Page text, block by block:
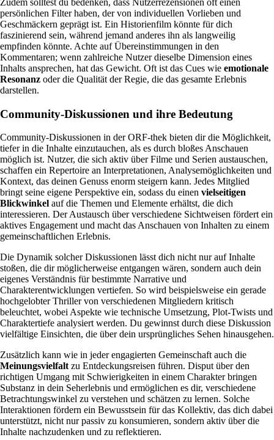
persönlichen Filter haben, der von individuellen Vorlieben und
Geschmäckern geprägt ist. Ein Historienfilm könnte für dich
faszinierend sein, während jemand anderes ihn als langweilig
empfinden könnte. Achte auf Übereinstimmungen in den
Kommentaren; wenn zahlreiche Nutzer dieselbe Dimension eines
Inhalts ansprechen, hat das Gewicht. Oft ist das Cues wie emotionale
Resonanz oder die Qualität der Regie, die das gesamte Erlebnis
darstellen.
Community-Diskussionen und ihre Bedeutung
Community-Diskussionen in der ORF-thek bieten dir die Möglichkeit,
tiefer in die Inhalte einzutauchen, als es durch bloßes Anschauen
möglich ist. Nutzer, die sich aktiv über Filme und Serien austauschen,
schaffen ein Repertoire an Interpretationen, Analysemöglichkeiten und
Kontext, das deinen Genuss enorm steigern kann. Jedes Mitglied
bringt seine eigene Perspektive ein, sodass du einen vielseitigen
Blickwinkel auf die Themen und Elemente erhältst, die dich
interessieren. Der Austausch über verschiedene Sichtweisen fördert ein
aktives Engagement und macht das Anschauen von Inhalten zu einem
gemeinschaftlichen Erlebnis.
Die Dynamik solcher Diskussionen lässt dich nicht nur auf Inhalte
stoßen, die dir möglicherweise entgangen wären, sondern auch dein
eigenes Verständnis für bestimmte Narrative und
Charakterentwicklungen vertiefen. So wird beispielsweise ein gerade
hochgelobter Thriller von verschiedenen Mitgliedern kritisch
beleuchtet, wobei Aspekte wie technische Umsetzung, Plot-Twists und
Charaktertiefe analysiert werden. Du gewinnst durch diese Diskussion
vielfältige Einsichten, die über dein ursprüngliches Sehen hinausgehen.
Zusätzlich kann wie in jeder engagierten Gemeinschaft auch die
Meinungsvielfalt zu Entdeckungsreisen führen. Disput über den
richtigen Umgang mit Schwierigkeiten in einem Charakter bringen
Substanz in dein Seherlebnis und ermöglichen es dir, verschiedene
Betrachtungswinkel zu verstehen und schätzen zu lernen. Solche
Interaktionen fördern ein Bewusstsein für das Kollektiv, das dich dabei
unterstützt, nicht nur passiv zu konsumieren, sondern aktiv über die
Inhalte nachzudenken und zu reflektieren.